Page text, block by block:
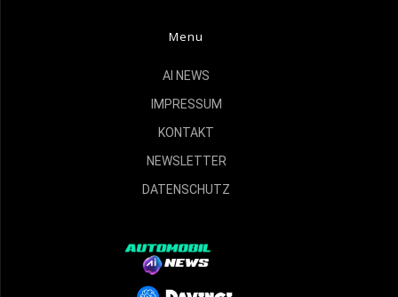
Menu
AI NEWS
IMPRESSUM
KONTAKT
NEWSLETTER
DATENSCHUTZ